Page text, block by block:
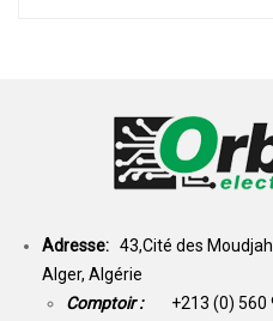
Adresse: 43,Cité des
Alger, Algérie
Comptoir : +213 (0) 560